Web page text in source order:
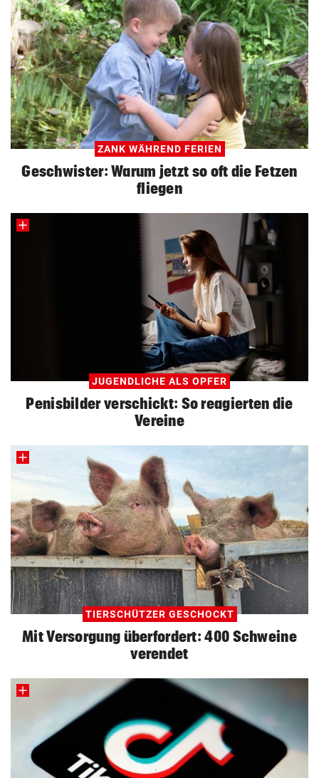
ZANK WÄHREND FERIEN
Geschwister: Warum jetzt so oft die Fetzen
fliegen
JUGENDLICHE ALS OPFER
Penisbilder verschickt: So reagierten die
Vereine
TIERSCHÜTZER GESCHOCKT
Mit Versorgung überfordert: 400 Schweine
verendet